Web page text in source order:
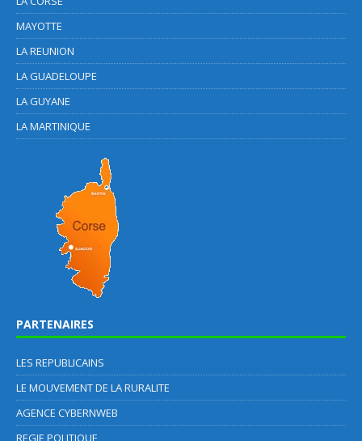
MAYOTTE
LA REUNION
LA GUADELOUPE
LA GUYANE
LA MARTINIQUE
PARTENAIRES
LES REPUBLICAINS
LE MOUVEMENT DE LA RURALITE
AGENCE CYBERNWEB
REGIE POLITIQUE